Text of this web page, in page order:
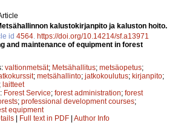
kalustokirjanpito ja kaluston hoito.
id 4564 https://doi.org/10.14214/sf.a13971
and maintenance of equipment in forest
valtionmetsät; Metsähallitus; metsäopetus;
; metsähallinto; jatkokoulutus; kirjanpito;
; laitteet
Forest Service; forest administration; forest
; professional development courses;
equipment
| Full text in PDF | Author Info